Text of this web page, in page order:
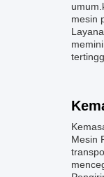
mesin
Mesin